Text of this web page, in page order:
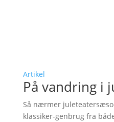
Artikel
På vandring i
Så nærmer
klassiker-genbrug fra